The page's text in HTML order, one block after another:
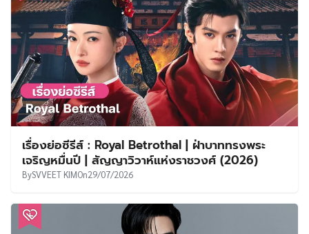
เรื่องย่อซีรีส์ : Royal Betrothal | ฝ่าบาททรงพระ
เจริญหมื่นปี | สัญญาวิวาห์แห่งราชวงศ์ (2026)
BySVVEET KIMOn29/07/2026